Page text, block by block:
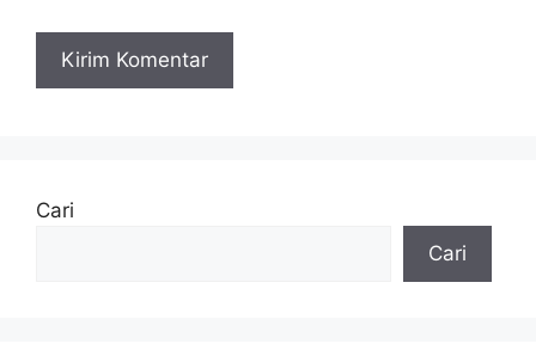
Cari
Cari